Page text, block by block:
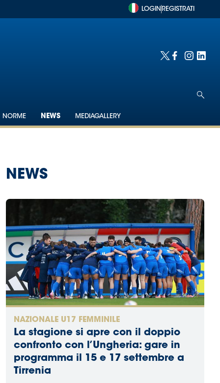
LOGIN REGISTRATI
NORME NEWS MEDIAGALLERY
NEWS
NAZIONALE U17 FEMMINILE
La stagione si apre con il doppio
confronto con l’Ungheria: gare in
programma il 15 e 17 settembre a
Tirrenia